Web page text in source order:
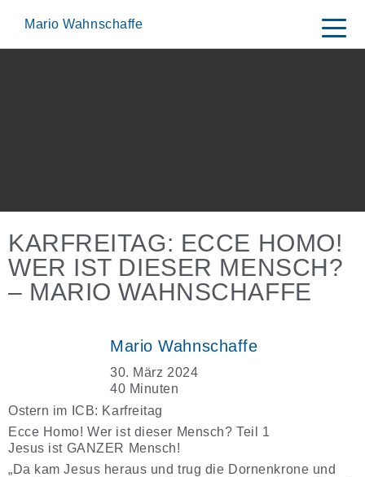
Mario Wahnschaffe
KARFREITAG: ECCE HOMO!
WER IST DIESER MENSCH?
– MARIO WAHNSCHAFFE
Mario Wahnschaffe
30. März 2024
40 Minuten
Ostern im ICB: Karfreitag
Ecce Homo! Wer ist dieser Mensch? Teil 1
Jesus ist GANZER Mensch!
„Da kam Jesus heraus und trug die Dornenkrone und